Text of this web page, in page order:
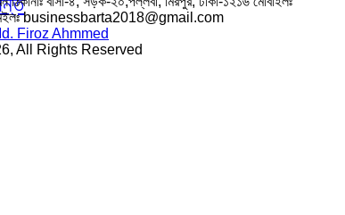
businessbarta2018@gmail.com
Firoz Ahmmed
All Rights Reserved